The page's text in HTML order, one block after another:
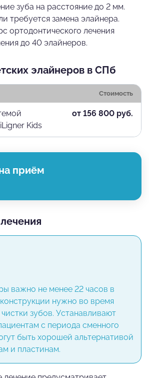
зуба на расстояние до 2 мм.
требуется замена элайнера.
ортодонтического лечения
до 40 элайнеров.
элайнеров в СПб
Стоимость
Kids
от 156 800 руб.
приём
важно не менее 22 часов в
нужно во время
зубов. Устанавливают
с периода сменного
быть хорошей альтернативой
и пластинам.